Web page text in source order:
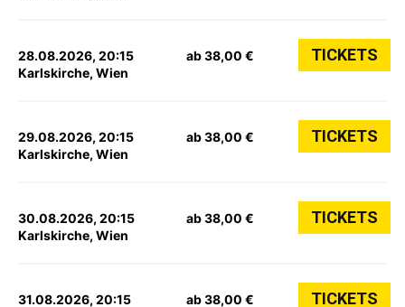
28.08.2026, 20:15
Karlskirche, Wien
ab 38,00 € TICKETS
29.08.2026, 20:15
Karlskirche, Wien
ab 38,00 € TICKETS
30.08.2026, 20:15
Karlskirche, Wien
ab 38,00 € TICKETS
31.08.2026, 20:15
ab 38,00 € TICKETS